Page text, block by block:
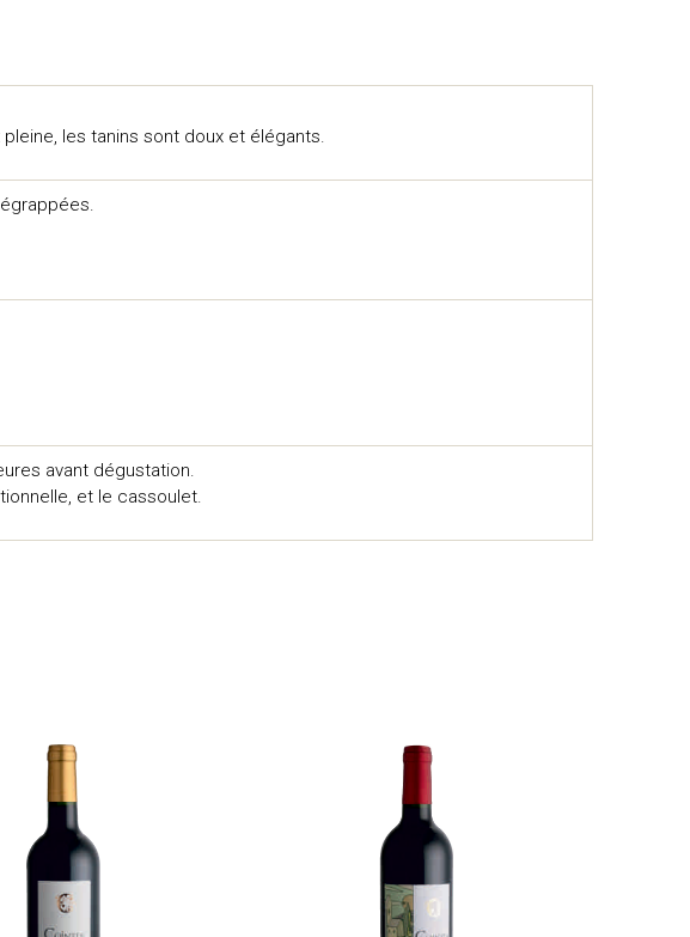
les tanins sont doux et élégants.
avant dégustation.
et le cassoulet.